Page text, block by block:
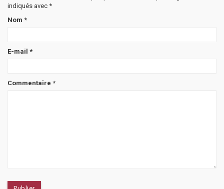
indiqués avec *
Nom *
E-mail *
Commentaire *